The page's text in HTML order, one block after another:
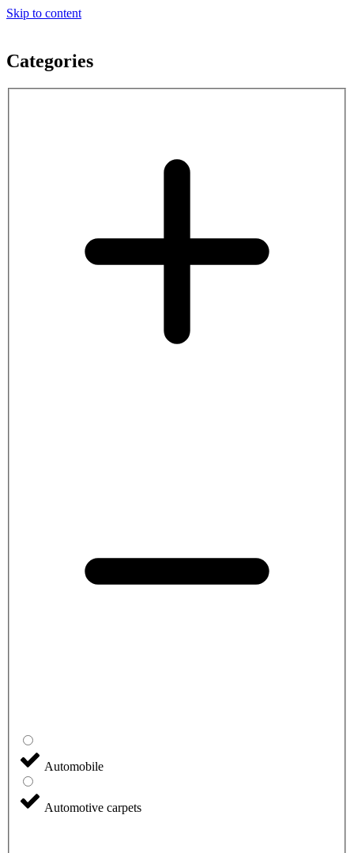
Skip to content
Categories
Automobile
Automotive carpets